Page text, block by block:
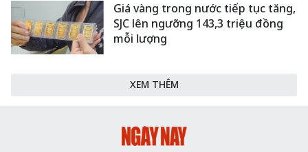
Giá vàng trong nước tiếp tục tăng,
SJC lên ngưỡng 143,3 triệu đồng
mỗi lượng
XEM THÊM